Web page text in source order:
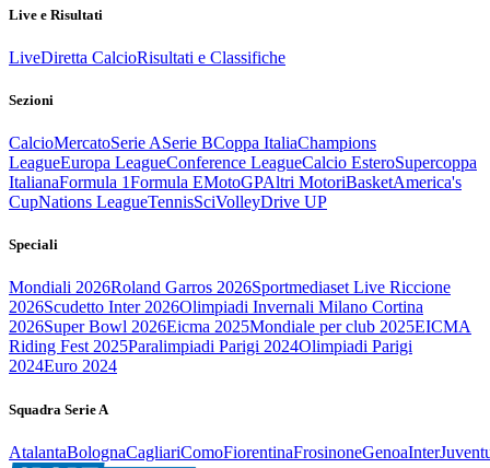
Live e Risultati
LiveDiretta CalcioRisultati e Classifiche
Sezioni
CalcioMercatoSerie ASerie BCoppa ItaliaChampions
LeagueEuropa LeagueConference LeagueCalcio EsteroSupercoppa
ItalianaFormula 1Formula EMotoGPAltri MotoriBasketAmerica's
CupNations LeagueTennisSciVolleyDrive UP
Speciali
Mondiali 2026Roland Garros 2026Sportmediaset Live Riccione
2026Scudetto Inter 2026Olimpiadi Invernali Milano Cortina
2026Super Bowl 2026Eicma 2025Mondiale per club 2025EICMA
Riding Fest 2025Paralimpiadi Parigi 2024Olimpiadi Parigi
2024Euro 2024
Squadra Serie A
AtalantaBolognaCagliariComoFiorentinaFrosinoneGenoaInter